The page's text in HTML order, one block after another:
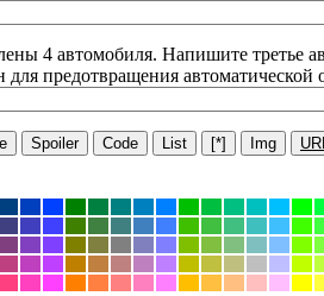
4 автомобиля. Напишите третье
для предотвращения
Spoiler Code List [*] Img URL